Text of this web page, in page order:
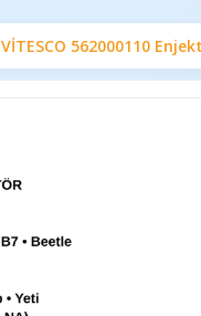
VİTESCO 562000110